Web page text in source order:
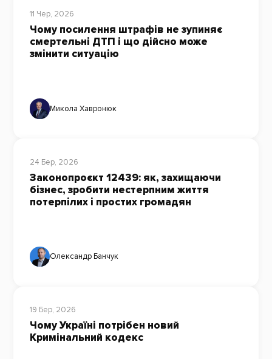
11 Чер, 2026
Чому посилення штрафів не зупиняє
смертельні ДТП і що дійсно може
змінити ситуацію
Микола Хавронюк
24 Бер, 2026
Законопроєкт 12439: як, захищаючи
бізнес, зробити нестерпним життя
потерпілих і простих громадян
Олександр Банчук
19 Бер, 2026
Чому Україні потрібен новий
Кримінальний кодекс